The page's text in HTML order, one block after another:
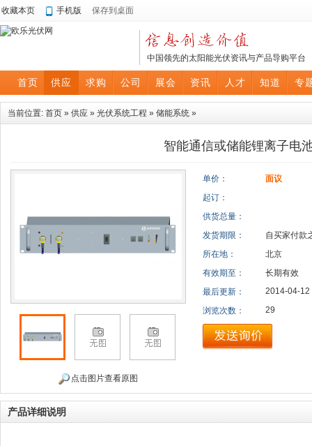
收藏本页 手机版 保存到桌面
中国领先的太阳能光伏资讯与产品导购平台
首页 供应 求购 公司 展会 资讯 人才 知道 专
当前位置: 首页 » 供应 » 光伏系统工程 » 储能系统 »
智能通信或储能锂离子电
点击图片查看原图
单价：
面议
起订：
供货总量：
发货期限：
自买家付款
所在地：
北京
有效期至：
长期有效
最后更新：
2014-04-12
浏览次数：
29
产品详细说明